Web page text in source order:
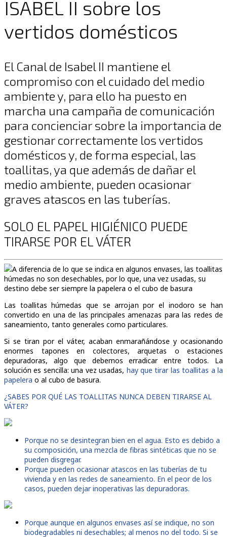
ISABEL II sobre los
vertidos domésticos
El Canal de Isabel II mantiene el
compromiso con el cuidado del medio
ambiente y, para ello ha puesto en
marcha una campaña de comunicación
para concienciar sobre la importancia de
gestionar correctamente los vertidos
domésticos y, de forma especial, las
toallitas, ya que además de dañar el
medio ambiente, pueden ocasionar
graves atascos en las tuberías.
SOLO EL PAPEL HIGIÉNICO PUEDE
TIRARSE POR EL VÁTER
A diferencia de lo que se indica en algunos envases, las toallitas
húmedas no son desechables, por lo que, una vez usadas, su
destino debe ser siempre la papelera o el cubo de basura
Las toallitas húmedas que se arrojan por el inodoro se han
convertido en una de las principales amenazas para las redes de
saneamiento, tanto generales como particulares.
Si se tiran por el váter, acaban enmarañándose y ocasionando
enormes tapones en colectores, arquetas o estaciones
depuradoras, algo que debemos erradicar entre todos. La
solución es sencilla: una vez usadas, hay que tirar las toallitas a la
papelera o al cubo de basura.
¿SABES POR QUÉ LAS TOALLITAS NUNCA DEBEN TIRARSE AL
VÁTER?
Porque no se desintegran bien en el agua. Esto es debido a
su composición, una mezcla de fibras sintéticas que no se
pueden disgregar.
Porque pueden ocasionar atascos en las tuberías de tu
vivienda y en las redes de saneamiento. En el peor de los
casos, pueden dejar inoperativas las depuradoras.
Porque aunque en algunos envases así se indique, no son
biodegradables ni desechables; al menos no del todo. Si se